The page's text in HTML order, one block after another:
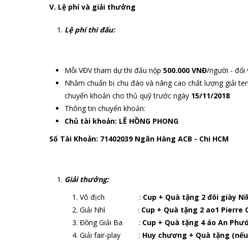
V. Lệ phí và giải thưởng
Lệ phí thi đấu:
Mỗi VĐV tham dự thi đấu nộp 500.000 VNĐ/người - đối
Nhằm chuẩn bị chu đáo và nâng cao chất lượng giải
chuyển khoản cho thủ quỹ trước ngày 15/11/2018
Thông tin chuyển khoản:
Chủ tài khoản: LÊ HỒNG PHONG
Số Tài Khoản: 71402039 Ngân Hàng ACB - Chi HCM
Giải thưởng:
Vô địch : Cup + Quà tặng 2 đôi giày
Giải Nhì : Cup + Quà tặng 2 ao1
Đồng Giải Ba : Cup + Quà tặng 4 áo An
Giải fair-play : Huy chương + Quà tặng